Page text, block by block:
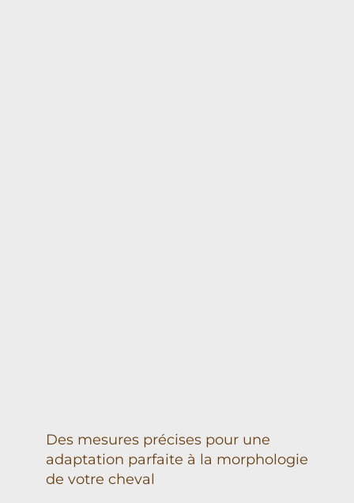
Des mesures précises pour une
adaptation parfaite à la morphologie
de votre cheval